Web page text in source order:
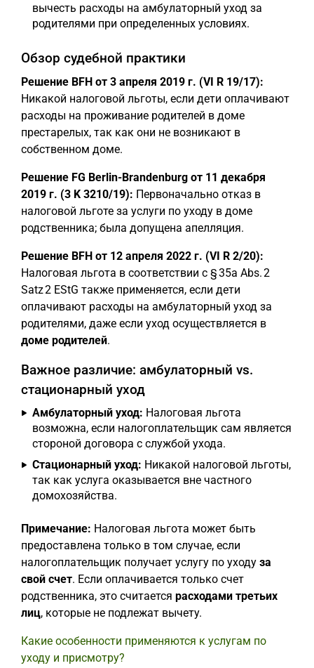
вычесть расходы на амбулаторный уход за
родителями при определенных условиях.
Обзор судебной практики
Решение BFH от 3 апреля 2019 г. (VI R 19/17):
Никакой налоговой льготы, если дети оплачивают
расходы на проживание родителей в доме
престарелых, так как они не возникают в
собственном доме.
Решение FG Berlin-Brandenburg от 11 декабря
2019 г. (3 K 3210/19): Первоначально отказ в
налоговой льготе за услуги по уходу в доме
родственника; была допущена апелляция.
Решение BFH от 12 апреля 2022 г. (VI R 2/20):
Налоговая льгота в соответствии с § 35a Abs. 2
Satz 2 EStG также применяется, если дети
оплачивают расходы на амбулаторный уход за
родителями, даже если уход осуществляется в
доме родителей.
Важное различие: амбулаторный vs.
стационарный уход
Амбулаторный уход: Налоговая льгота
возможна, если налогоплательщик сам является
стороной договора с службой ухода.
Стационарный уход: Никакой налоговой льготы,
так как услуга оказывается вне частного
домохозяйства.
Примечание: Налоговая льгота может быть
предоставлена только в том случае, если
налогоплательщик получает услугу по уходу за
свой счет. Если оплачивается только счет
родственника, это считается расходами третьих
лиц, которые не подлежат вычету.
Какие особенности применяются к услугам по
уходу и присмотру?